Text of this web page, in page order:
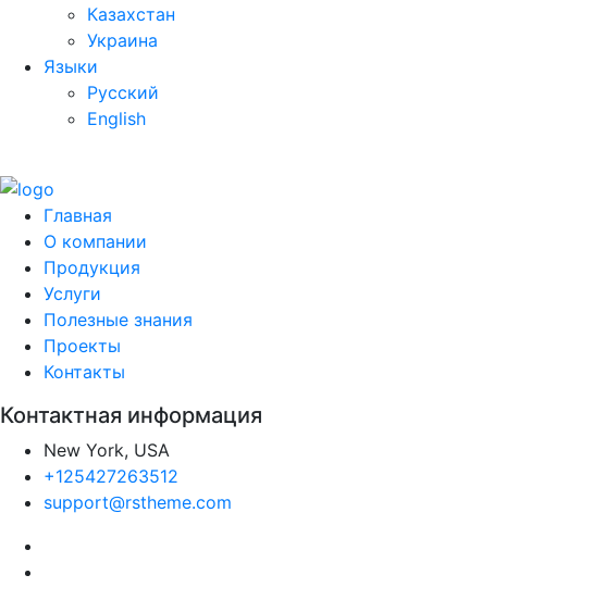
Казахстан
Украина
Языки
Русский
English
Главная
О компании
Продукция
Услуги
Полезные знания
Проекты
Контакты
Контактная информация
New York, USA
+125427263512
support@rstheme.com